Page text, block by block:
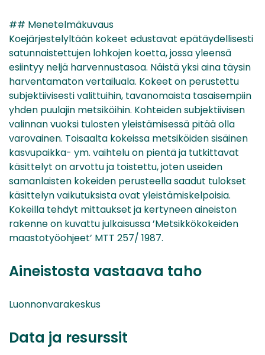
## Menetelmäkuvaus
Koejärjestelyltään kokeet edustavat epätäydellisesti
satunnaistettujen lohkojen koetta, jossa yleensä
esiintyy neljä harvennustasoa. Näistä yksi aina täysin
harventamaton vertailuala. Kokeet on perustettu
subjektiivisesti valittuihin, tavanomaista tasaisempiin
yhden puulajin metsiköihin. Kohteiden subjektiivisen
valinnan vuoksi tulosten yleistämisessä pitää olla
varovainen. Toisaalta kokeissa metsiköiden sisäinen
kasvupaikka- ym. vaihtelu on pientä ja tutkittavat
käsittelyt on arvottu ja toistettu, joten useiden
samanlaisten kokeiden perusteella saadut tulokset
käsittelyn vaikutuksista ovat yleistämiskelpoisia.
Kokeilla tehdyt mittaukset ja kertyneen aineiston
rakenne on kuvattu julkaisussa ’Metsikkökokeiden
maastotyöohjeet’ MTT 257/ 1987.
Aineistosta vastaava taho
Luonnonvarakeskus
Data ja resurssit